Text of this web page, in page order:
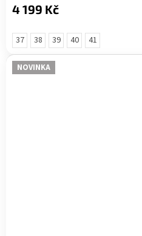
4 199 Kč
37 38 39 40 41
NOVINKA